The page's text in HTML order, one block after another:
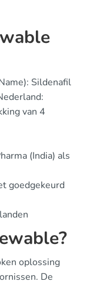
Sildenafil
van 4
(India) als
goedgekeurd
oplossing
De